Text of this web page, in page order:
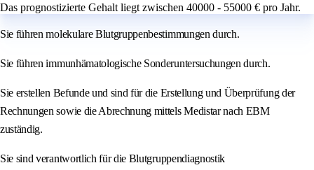
Das prognostizierte Gehalt liegt zwischen 40000 - 55000 € pro Jahr.
Sie führen molekulare Blutgruppenbestimmungen durch.
Sie führen immunhämatologische Sonderuntersuchungen durch.
Sie erstellen Befunde und sind für die Erstellung und Überprüfung der
Rechnungen sowie die Abrechnung mittels Medistar nach EBM
zuständig.
Sie sind verantwortlich für die Blutgruppendiagnostik